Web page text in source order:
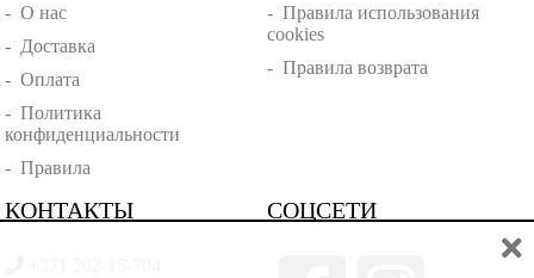
-О нас
- Доставка
-Оплата
-Политика
конфиденциальности
-Правила
- Правила использования
cookies
- Правила возврата
КОНТАКТЫ СОЦСЕТИ